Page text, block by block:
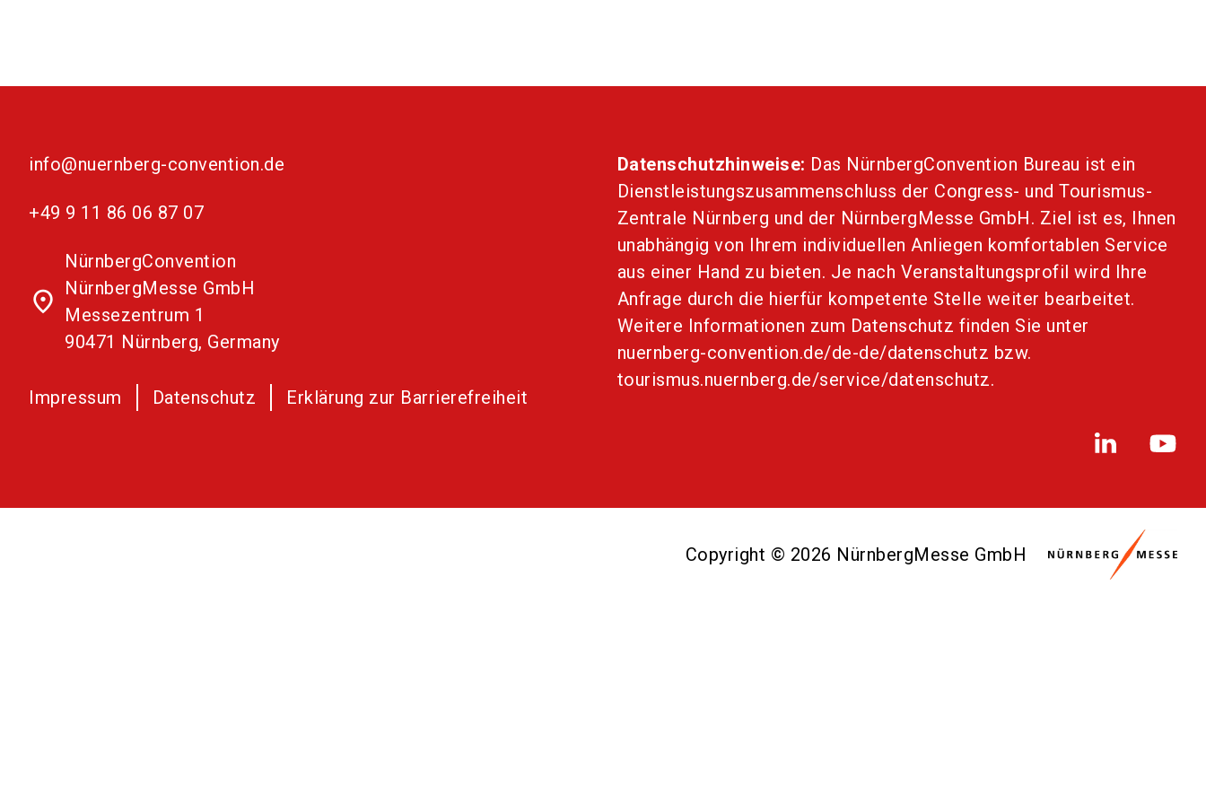
search
info@nuernberg-convention.de
+49 9 11 86 06 87 07
place
NürnbergConvention
NürnbergMesse GmbH
Messezentrum 1
90471 Nürnberg, Germany
Impressum Datenschutz Erklärung zur Barrierefreiheit
Datenschutzhinweise: Das NürnbergConvention Bureau ist ein
Dienstleistungszusammenschluss der Congress- und Tourismus-
Zentrale Nürnberg und der NürnbergMesse GmbH. Ziel ist es, Ihnen
unabhängig von Ihrem individuellen Anliegen komfortablen Service
aus einer Hand zu bieten. Je nach Veranstaltungsprofil wird Ihre
Anfrage durch die hierfür kompetente Stelle weiter bearbeitet.
Weitere Informationen zum Datenschutz finden Sie unter
nuernberg-convention.de/de-de/datenschutz bzw.
tourismus.nuernberg.de/service/datenschutz.
Copyright © 2026 NürnbergMesse GmbH